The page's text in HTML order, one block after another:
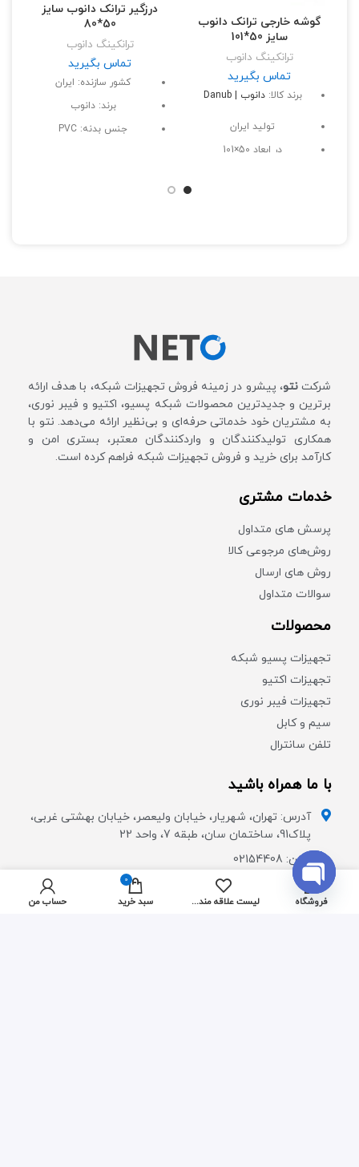
گوشه خارجی ترانک دانوب
سایز 50*101
ترانکینگ دانوب
تماس بگیرید
برند کالا:دانوب | Danub
تولید ایران
در ابعاد 50×101
درزگیر ترانک دانوب سایز
50*80
ترانکینگ دانوب
تماس بگیرید
کشور سازنده: ایران
برند: دانوب
جنس بدنه: PVC
شرکتنتو، پیشرو در زمینه فروش تجهیزات شبکه، با هدف ارائه
برترین و جدیدترین محصولات شبکه پسیو، اکتیو و فیبر نوری،
به مشتریان خود خدماتی حرفه‌ای و بی‌نظیر ارائه می‌دهد. نتو با
همکاری تولیدکنندگان و واردکنندگان معتبر، بستری امن و
کارآمد برای خرید و فروش تجهیزات شبکه فراهم کرده است.
خدمات مشتری
پرسش های متداول
روش‌های مرجوعی کالا
روش های ارسال
سوالات متداول
محصولات
تجهیزات پسیو شبکه
تجهیزات اکتیو
تجهیزات فیبر نوری
سیم و کابل
تلفن سانترال
با ما همراه باشید
آدرس: تهران، شهریار، خیابان ولیعصر، خیابان بهشتی غربی،
پلاک91، ساختمان سان، طبقه 7، واحد 22
تلفن: 02154408
info@neto.ir
فروشگاه لیست علاقه مندی ها
0
سبد خرید حساب من
OPEN